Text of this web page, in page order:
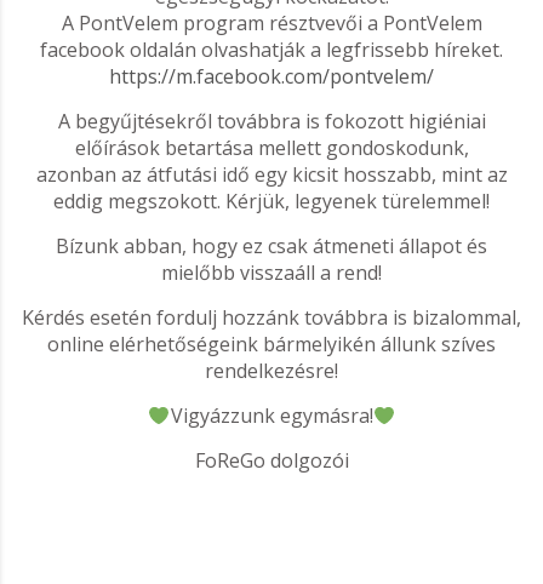
A PontVelem program résztvevői a PontVelem
facebook oldalán olvashatják a legfrissebb híreket.
https://m.facebook.com/pontvelem/
A begyűjtésekről továbbra is fokozott higiéniai
előírások betartása mellett gondoskodunk,
azonban az átfutási idő egy kicsit hosszabb, mint az
eddig megszokott. Kérjük, legyenek türelemmel!
Bízunk abban, hogy ez csak átmeneti állapot és
mielőbb visszaáll a rend!
Kérdés esetén fordulj hozzánk továbbra is bizalommal,
online elérhetőségeink bármelyikén állunk szíves
rendelkezésre!
Vigyázzunk egymásra!
FoReGo dolgozói